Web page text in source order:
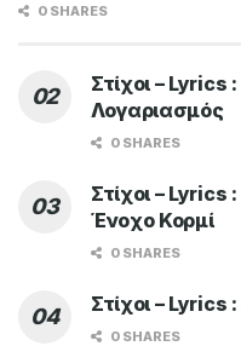
0 SHARES
Στίχοι – Lyrics
Λογαριασμός
0 SHARES
Στίχοι – Lyrics
Ένοχο Κορμί
0 SHARES
Στίχοι –
0 SHARES